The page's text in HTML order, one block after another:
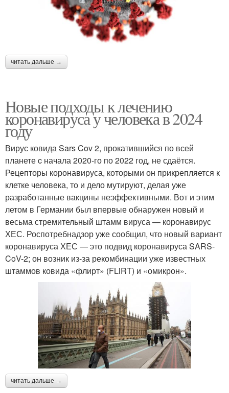
читать дальше →
Новые подходы к лечению
коронавируса у человека в 2024
году
Вирус ковида Sars Cov 2, прокатившийся по всей
планете c начала 2020-го по 2022 год, не сдаётся.
Рецепторы коронавируса, которыми он прикрепляется к
клетке человека, то и дело мутируют, делая уже
разработанные вакцины неэффективными. Вот и этим
летом в Германии был впервые обнаружен новый и
весьма стремительный штамм вируса — коронавирус
ХЕС. Роспотребнадзор уже сообщил, что новый вариант
коронавируса ХЕС — это подвид коронавируса SARS-
CoV-2; он возник из-за рекомбинации уже известных
штаммов ковида «флирт» (FLiRT) и «омикрон».
читать дальше →